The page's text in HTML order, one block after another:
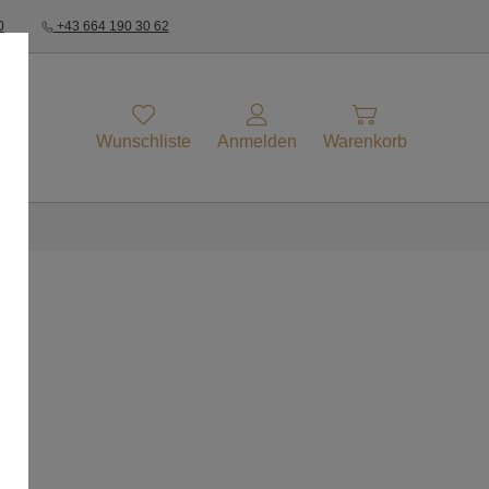
+43 664 190 30 62
Wunschliste Anmelden Warenkorb